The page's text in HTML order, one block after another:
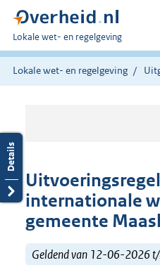
U
bent
hier:
Lokale wet- en regelgeving
Lokale wet- en regelgeving
internationale
gemeente
Geldend van 12-06-2026